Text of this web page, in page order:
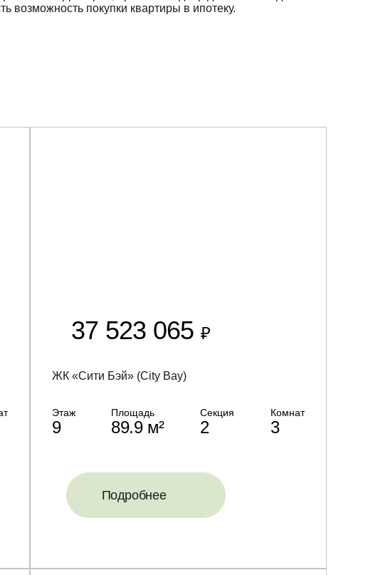
возможность покупки квартиры в ипотеку.
37 523 065 ₽
ЖК «Сити Бэй» (City Bay)
Этаж
9
Площадь
89.9 м²
Секция
2
Комнат
3
Подробнее